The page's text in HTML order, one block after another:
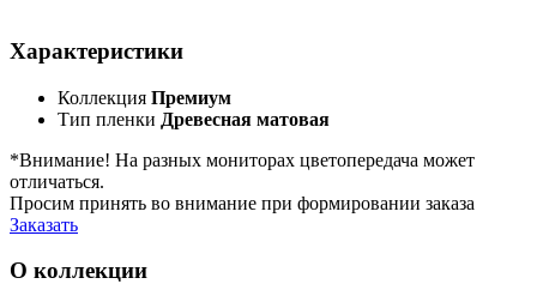
Характеристики
Коллекция Премиум
Тип пленки Древесная матовая
*Внимание! На разных мониторах цветопередача может
отличаться.
Просим принять во внимание при формировании заказа
Заказать
О коллекции